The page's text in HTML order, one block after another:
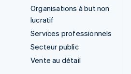
Organisations à but non
lucratif
Services professionnels
Secteur public
Vente au détail